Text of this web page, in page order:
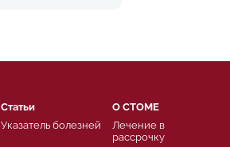
О СТОМЕ
Лечение в
рассрочку
Статьи
Указатель болезней